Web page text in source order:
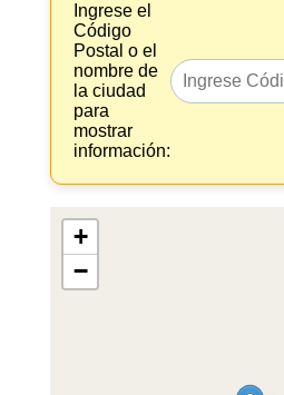
Ingrese el
Código
Postal o el
nombre de
la ciudad
para
mostrar
información:
+
−